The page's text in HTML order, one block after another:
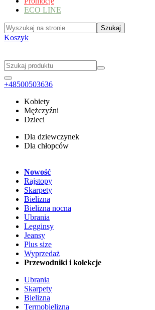
ECO LINE
Koszyk
+48500503636
Kobiety
Mężczyźni
Dzieci
Dla dziewczynek
Dla chłopców
Nowość
Rajstopy
Skarpety
Bielizna
Bielizna nocna
Ubrania
Legginsy
Jeansy
Plus size
Wyprzedaż
Przewodniki i kolekcje
Ubrania
Skarpety
Bielizna
Termobielizna